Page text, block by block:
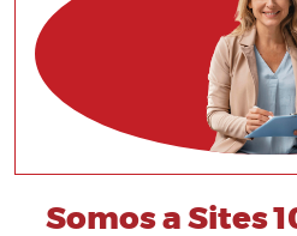
Somos a Sites